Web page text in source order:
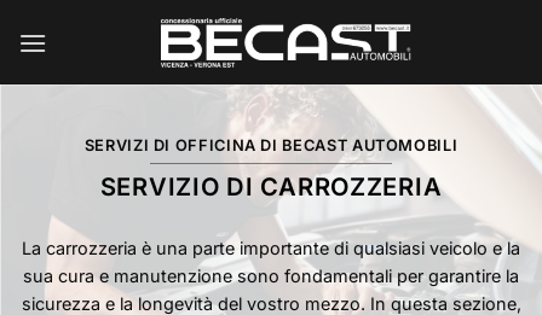
SERVIZI DI OFFICINA DI BECAST AUTOMOBILI
SERVIZIO DI CARROZZERIA
La carrozzeria è una parte importante di qualsiasi veicolo e la
sua cura e manutenzione sono fondamentali per garantire la
sicurezza e la longevità del vostro mezzo. In questa sezione,